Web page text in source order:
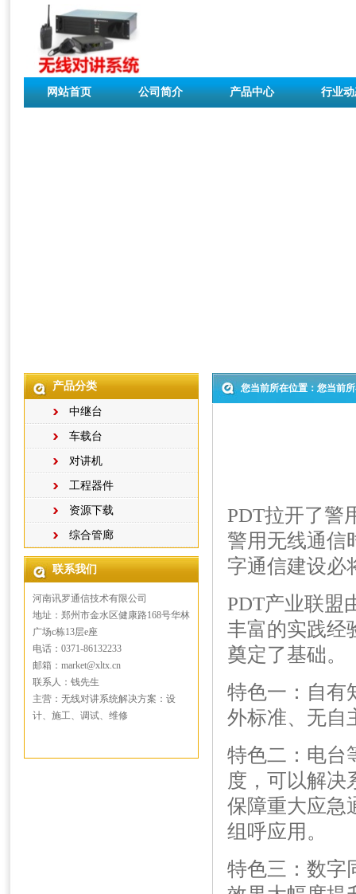
网站首页 公司简介 产品中心 行业
产品分类
中继台
车载台
对讲机
工程器件
资源下载
综合管廊
联系我们
河南讯罗通信技术有限公司
地址：郑州市金水区健康路168号华林
广场c栋13层e座
电话：0371-86132233
邮箱：market@xltx.cn
联系人：钱先生
主营：无线对讲系统解决方案：设
计、施工、调试、维修
您当前所在位置：您当前
PDT拉开了警
警用无线通信
字通信建设必
PDT产业联盟
丰富的实践经
奠定了基础。
特色一：自有
外标准、无自
特色二：电台
度，可以解决
保障重大应急
组呼应用。
特色三：数字